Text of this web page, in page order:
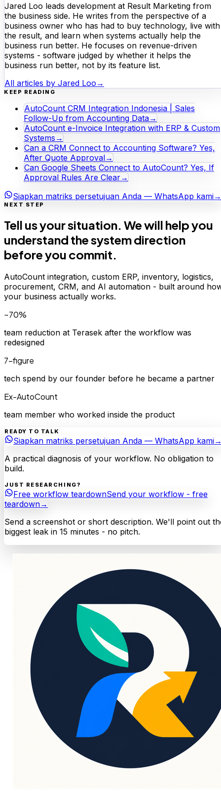
Jared Loo leads development at Result Marketing from
the business side. He writes from the perspective of a
business owner who has had to buy technology, live with
the result, and learn when systems actually help the
business run better. He focuses on revenue-driven
systems - software judged by whether it helps the
business run better, not by its feature list.
All articles by Jared Loo →
KEEP READING
AutoCount CRM Integration Indonesia | Sales
Follow-Up from Accounting Data→
AutoCount e-Invoice Integration with ERP & Custom
Systems →
Can a CRM Connect to Accounting Software? Yes,
After Quote Approval→
Can Google Sheets Connect to AutoCount? Yes, If
Approval Rules Are Clear→
Siapkan matriks persetujuan Anda — WhatsApp kami→
NEXT STEP
Tell us your situation. We will help you
understand the system direction
before you commit.
AutoCount integration, custom ERP, inventory, logistics,
procurement, CRM, and AI automation - built around
your business actually works.
~70%
team reduction at Terasek after the workflow was
redesigned
7-figure
tech spend by our founder before he became a partner
Ex-AutoCount
team member who worked inside the product
READY TO TALK
Siapkan matriks persetujuan Anda — WhatsApp kami
A practical diagnosis of your workflow. No obligation to
build.
JUST RESEARCHING?
Free workflow teardownSend your workflow - free
teardown→
Send a screenshot or short description. We'll point out
biggest leak in 15 minutes - no pitch.